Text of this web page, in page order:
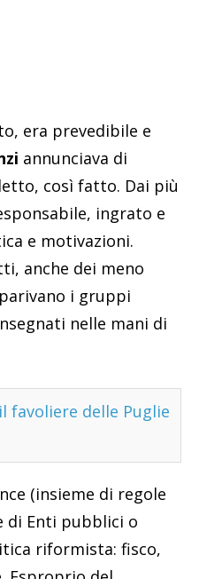
era prevedibile e
annunciava di
così fatto. Dai più
ingrato e
e motivazioni.
anche dei meno
i gruppi
nelle mani di
favoliere delle Puglie
(insieme di regole
di Enti pubblici o
riformista: fisco,